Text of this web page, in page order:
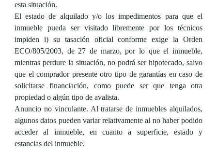
esta situación.
El estado de alquilado y/o los impedimentos para que el
inmueble pueda ser visitado libremente por los técnicos
impiden i) su tasación oficial conforme exige la Orden
ECO/805/2003, de 27 de marzo, por lo que el inmueble,
mientras perdure la situación, no podrá ser hipotecado, salvo
que el comprador presente otro tipo de garantías en caso de
solicitarse financiación, como puede ser que tenga otra
propiedad o algún tipo de avalista.
Anuncio no vinculante. Al tratarse de inmuebles alquilados,
algunos datos pueden variar relativamente al no haber podido
acceder al inmueble, en cuanto a superficie, estado y
estancias del inmueble.